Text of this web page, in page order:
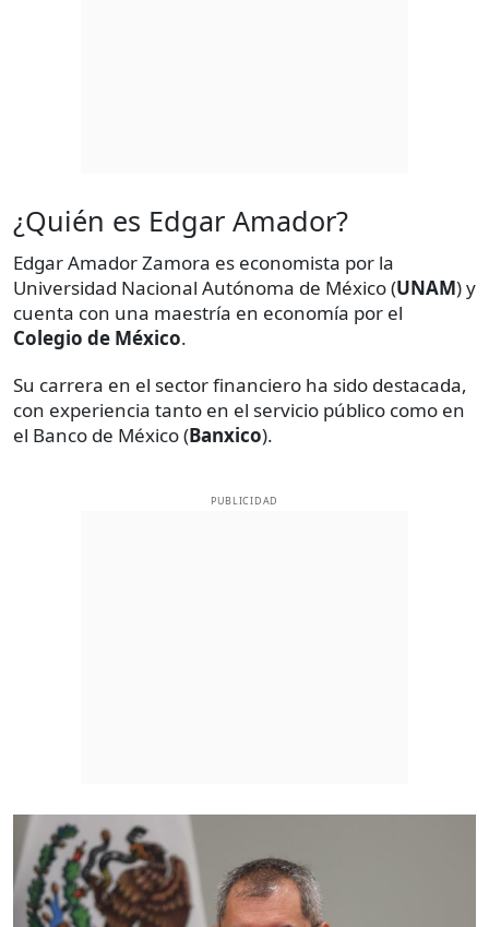
¿Quién es Edgar Amador?
Edgar Amador Zamora es economista por la
Universidad Nacional Autónoma de México (UNAM) y
cuenta con una maestría en economía por el
Colegio de México.
Su carrera en el sector financiero ha sido destacada,
con experiencia tanto en el servicio público como en
el Banco de México (Banxico).
PUBLICIDAD